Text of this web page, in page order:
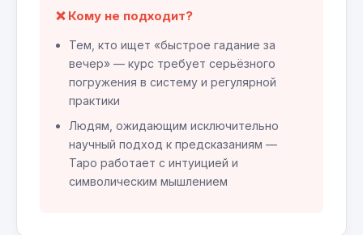
❌ Кому не подходит?
Тем, кто ищет «быстрое гадание за
вечер» — курс требует серьёзного
погружения в систему и регулярной
практики
Людям, ожидающим исключительно
научный подход к предсказаниям —
Таро работает с интуицией и
символическим мышлением